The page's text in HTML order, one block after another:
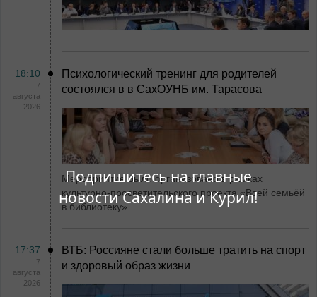
Подпишитесь на главные
новости Сахалина и Курил!
18:10
7
августа
2026
Психологический тренинг для родителей
состоялся в в СахОУНБ им. Тарасова
Мероприятие было организовано в рамках
культурно-просветительского проекта «Всей семьёй
в библиотеку»
17:37
7
августа
2026
ВТБ: Россияне стали больше тратить на спорт
и здоровый образ жизни